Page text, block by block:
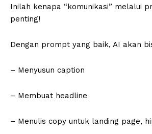
Inilah kenapa “komunikasi” melalui
penting!
Dengan prompt yang baik, AI akan
– Menyusun caption
– Membuat headline
– Menulis copy untuk landing page,